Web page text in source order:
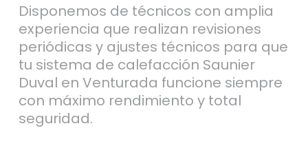
Disponemos de técnicos con amplia
experiencia que realizan revisiones
periódicas y ajustes técnicos para que
tu sistema de calefacción Saunier
Duval en Venturada funcione siempre
con máximo rendimiento y total
seguridad.